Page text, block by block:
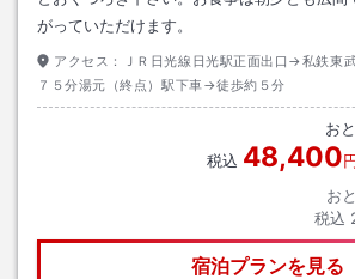
がっていただけます。
アクセス：
ＪＲ日光線日光駅正面出口→私鉄東
７５分湯元（終点）駅下車→徒歩約５分
お
税込 48,400
お
税込
宿泊プランを見る